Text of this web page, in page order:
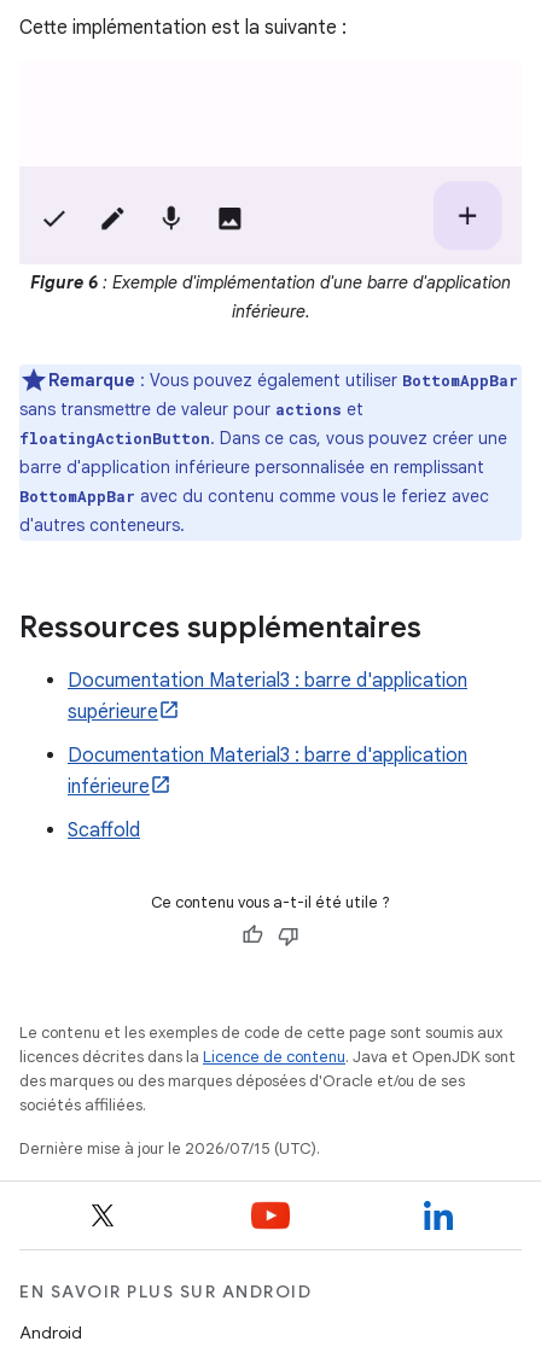
Cette implémentation est la suivante :
Figure 6 : Exemple d'implémentation d'une barre d'application
inférieure.
Remarque : Vous pouvez également utiliser BottomAppBar
sans transmettre de valeur pour actions et
floatingActionButton. Dans ce cas, vous pouvez créer une
barre d'application inférieure personnalisée en remplissant
BottomAppBar avec du contenu comme vous le feriez avec
d'autres conteneurs.
Ressources supplémentaires
Documentation Material3 : barre d'application
supérieure
Documentation Material3 : barre d'application
inférieure
Scaffold
Ce contenu vous a-t-il été utile ?
Le contenu et les exemples de code de cette page sont soumis aux
licences décrites dans la Licence de contenu. Java et OpenJDK sont
des marques ou des marques déposées d'Oracle et/ou de ses
sociétés affiliées.
Dernière mise à jour le 2026/07/15 (UTC).
EN SAVOIR PLUS SUR ANDROID
Android